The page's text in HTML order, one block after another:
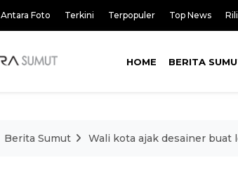
Antara Foto Terkini Terpopuler Top News
HOME BERITA
Berita Sumut Wali kota ajak desainer buat